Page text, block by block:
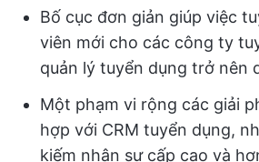
Bố cục đơn giản giúp việc
viên mới cho các công ty
quản lý tuyển dụng trở nên
Một phạm vi rộng các giải
hợp với CRM tuyển dụng,
kiếm nhân sự cấp cao và